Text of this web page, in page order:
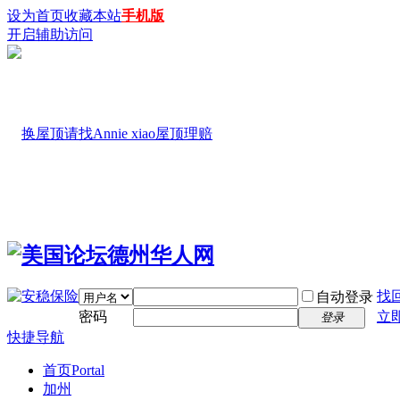
设为首页收藏本站手机版
开启辅助访问
自动登录 找
密码
登录
立
快捷导航
首页Portal
加州